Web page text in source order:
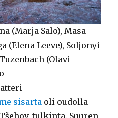
(Marja Salo), Masa
(Elena Leeve), Soljonyi
(Olavi
sisarta oli oudolla
tulkinta. Suuren